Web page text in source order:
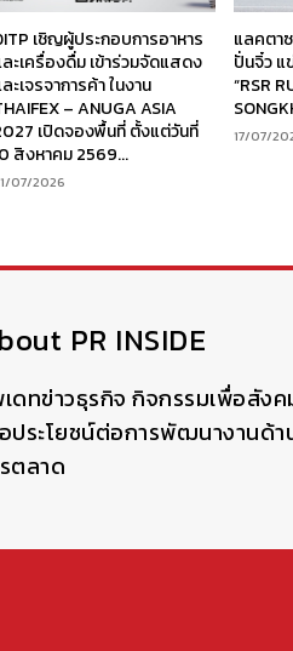
เชิญผู้ประกอบการอาหาร
ะเครื่องดื่ม เข้าร่วมจัดแสดง
ะเจรจาการค้า ในงาน
– ANUGA ASIA
เปิดจองพื้นที่ ตั้งแต่วันที่
สิงหาคม 2569...
07/2026
แลคตา
ปั่นจิ๋ว แ
“RSR
17/07/
PR INSIDE
ดทข่าวธุรกิจ กิจกรรมเพื่อสัง
ประโยชน์ต่อการพัฒนางานด้
ตลาด